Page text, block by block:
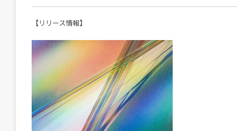
【リリース情報】